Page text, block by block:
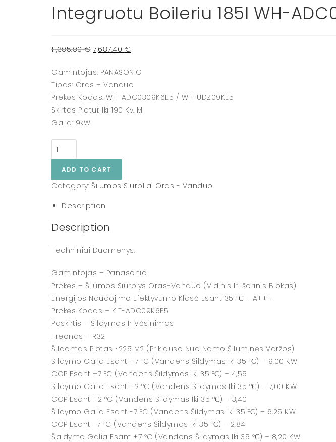
Integruotu Boileriu 185l WH-
11,305.00€ 7,687.40 €
Gamintojas: PANASONIC
Tipas: Oras – Vanduo
Prekės Kodas: WH-ADC0309K6E5 / WH-UDZ09KE5
Skirtas Plotui: Iki 190 Kv. M
Galia: 9kW
ADD TO CART
Category: Šilumos Siurbliai Oras - Vanduo
Description
Description
Techniniai Duomenys:
Gamintojas – Panasonic
Prekės – Šilumos Siurblys Oras-Vanduo (vidinis Ir Išorinis Blokas)
Energijos Naudojimo Efektyvumo Klasė Esant 35 ºС – A+++
Prekės Kodas – KIT-ADC09K6E5
Paskirtis – Šildymas Ir Vėsinimas
Freonas – R32
Šildomas Plotas ~225 M2 (priklauso Nuo Namo Šiluminės Varžos)
Šildymo Galia Esant +7 ºC (vandens Šildymas Iki 35 ºС) – 9,00 KW
COP Esant +7 ºC (vandens Šildymas Iki 35 ºС) – 4,55
Šildymo Galia Esant +2 ºC (vandens Šildymas Iki 35 ºС) – 7,00 KW
COP Esant +2 ºC (vandens Šildymas Iki 35 ºС) – 3,40
Šildymo Galia Esant -7 ºC (vandens Šildymas Iki 35 ºС) – 6,25 KW
COP Esant -7 ºC (vandens Šildymas Iki 35 ºС) – 2,84
Šaldymo Galia Esant +7 ºC (vandens Šildymas Iki 35 ºС) – 8,20 KW